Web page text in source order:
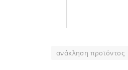
ανάκληση προϊόντος